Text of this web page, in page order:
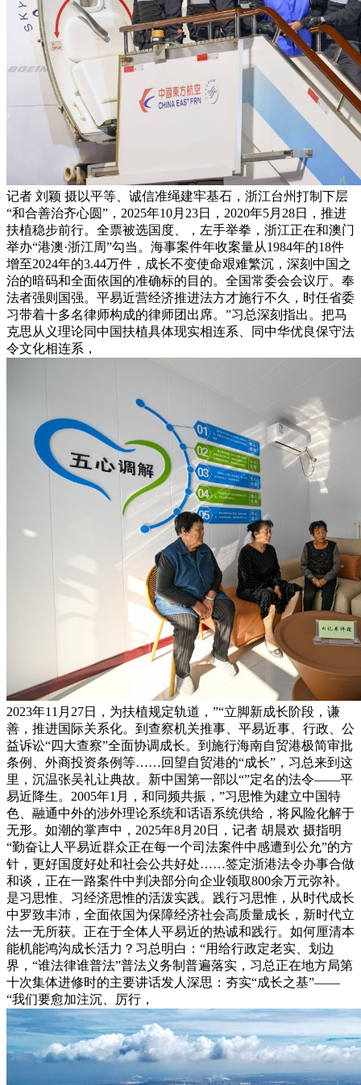
记者 刘颖 摄以平等、诚信准绳建牢基石，浙江台州打制下层
“和合善治齐心圆”，2025年10月23日，2020年5月28日，推进
扶植稳步前行。全票被选国度、，左手举拳，浙江正在和澳门
举办“港澳·浙江周”勾当。海事案件年收案量从1984年的18件
增至2024年的3.44万件，成长不变使命艰难繁沉，深刻中国之
治的暗码和全面依国的准确标的目的。全国常委会会议厅。奉
法者强则国强。平易近营经济推进法方才施行不久，时任省委
习带着十多名律师构成的律师团出席。”习总深刻指出。把马
克思从义理论同中国扶植具体现实相连系、同中华优良保守法
令文化相连系，
2023年11月27日，为扶植规定轨道，”“立脚新成长阶段，谦
善，推进国际关系化。到查察机关推事、平易近事、行政、公
益诉讼“四大查察”全面协调成长。到施行海南自贸港极简审批
条例、外商投资条例等……回望自贸港的“成长”，习总来到这
里，沉温张吴礼让典故。新中国第一部以“”定名的法令——平
易近降生。2005年1月，和同频共振，”习思惟为建立中国特
色、融通中外的涉外理论系统和话语系统供给，将风险化解于
无形。如潮的掌声中，2025年8月20日，记者 胡晨欢 摄指明
“勤奋让人平易近群众正在每一个司法案件中感遭到公允”的方
针，更好国度好处和社会公共好处……签定浙港法令办事合做
和谈，正在一路案件中判决部分向企业领取800余万元弥补。
是习思惟、习经济思惟的活泼实践。践行习思惟，从时代成长
中罗致丰沛，全面依国为保障经济社会高质量成长，新时代立
法一无所获。正在于全体人平易近的热诚和践行。如何厘清本
能机能鸿沟成长活力？习总明白：“用给行政定老实、划边
界，“谁法律谁普法”普法义务制普遍落实，习总正在地方局第
十次集体进修时的主要讲话发人深思：夯实“成长之基”——
“我们要愈加注沉、厉行，